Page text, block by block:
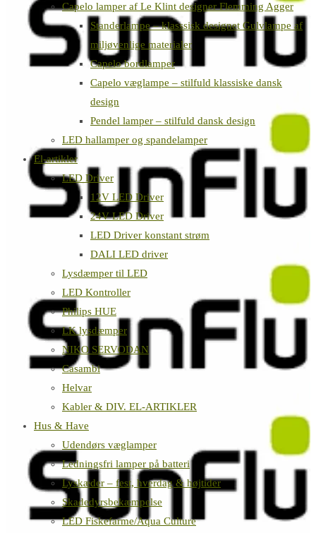
Capelo lamper af Le Klint designer Flemming Agger
Standerlampe – klasssisk designet Gulvlampe af
miljøvenlige materialer
Capelo bordlamper
Capelo væglampe – stilfuld klassiske dansk
design
Pendel lamper – stilfuld dansk design
LED hallamper og spandelamper
El-artikler
LED Driver
12V LED Driver
24V LED Driver
LED Driver konstant strøm
DALI LED driver
Lysdæmper til LED
LED Kontroller
Philips HUE
LK lysdæmper
NIKO SERVODAN
Casambi
Helvar
Kabler & DIV. EL-ARTIKLER
Hus & Have
Udendørs væglamper
Ledningsfri lamper på batteri
Lyskæder – fest, hverdag & højtider
Skadedyrsbekæmpelse
LED Fiskefarme/Aqua Culture